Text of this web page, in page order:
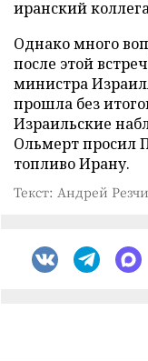
иранский
Однако много
после этой
министра
прошла без
Израильские
Ольмерт просил
топливо Ирану.
Текст: Андрей